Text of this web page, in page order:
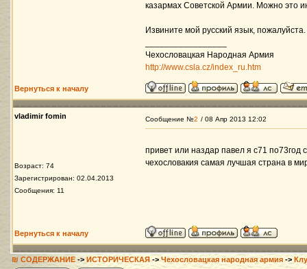
казармах Советской Армии. Можно это
Извините мой русский язык,
Чехословацкая Народная Армия
http://www.csla.cz/index_ru.htm
Вернуться к началу
vladimir fomin
Возраст: 74
Зарегистрирован: 02.04.2013
Сообщения: 11
Сообщение №2 / 08 Апр 2013 12:02
привет или наздар павел я с71 по73год
чехословакия самая лучшая страна в
Вернуться к началу
₪ СОДЕРЖАНИЕ->ИСТОРИЧЕСКАЯ-> Чехословацкая народная армия ->